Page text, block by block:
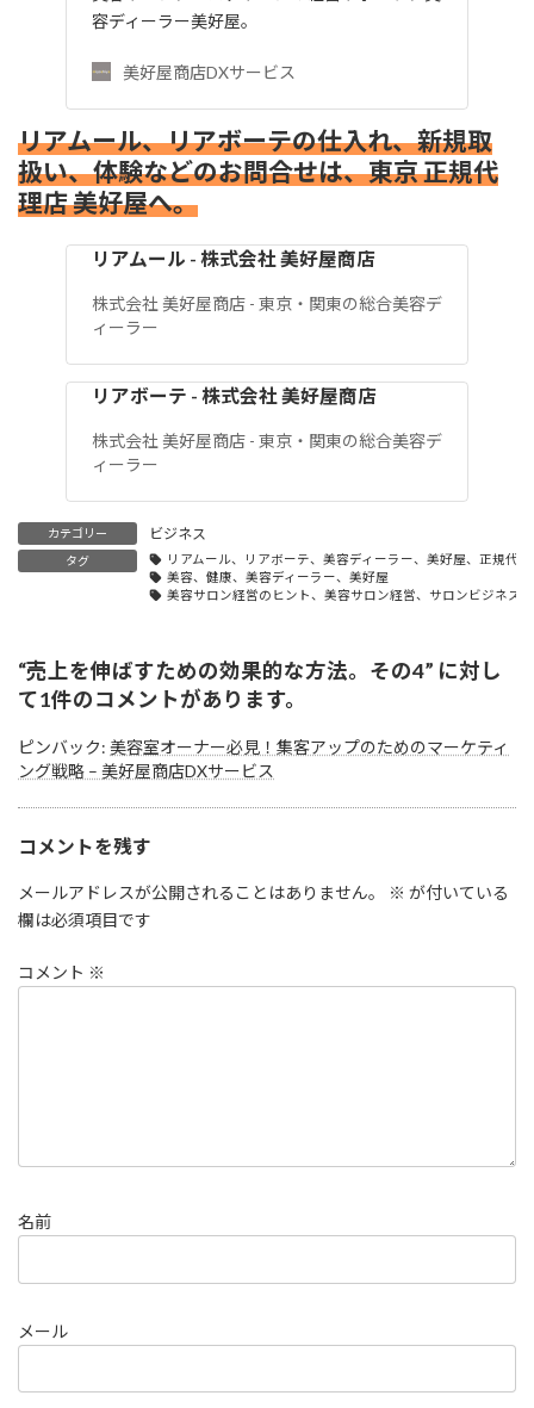
容ディーラー美好屋。
美好屋商店DXサービス
リアムール、リアボーテの仕入れ、新規取
扱い、体験などのお問合せは、東京 正規代
理店 美好屋へ。
リアムール - 株式会社 美好屋商店
株式会社 美好屋商店 - 東京・関東の総合美容デ
ィーラー
リアボーテ - 株式会社 美好屋商店
株式会社 美好屋商店 - 東京・関東の総合美容デ
ィーラー
カテゴリー ビジネス
タグ
リアムール、リアボーテ、美容ディーラー、美好屋、正規代
美容、健康、美容ディーラー、美好屋
美容サロン経営のヒント、美容サロン経営、サロンビジネス
“売上を伸ばすための効果的な方法。その4” に対し
て1件のコメントがあります。
ピンバック: 美容室オーナー必見！集客アップのためのマーケティ
ング戦略 – 美好屋商店DXサービス
コメントを残す
メールアドレスが公開されることはありません。 ※ が付いている
欄は必須項目です
コメント ※
名前
メール